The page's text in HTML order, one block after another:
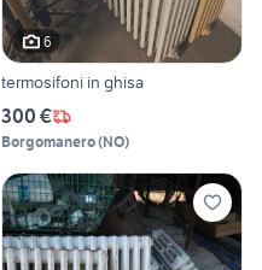
6
termosifoni in ghisa
300 €
Borgomanero(NO)